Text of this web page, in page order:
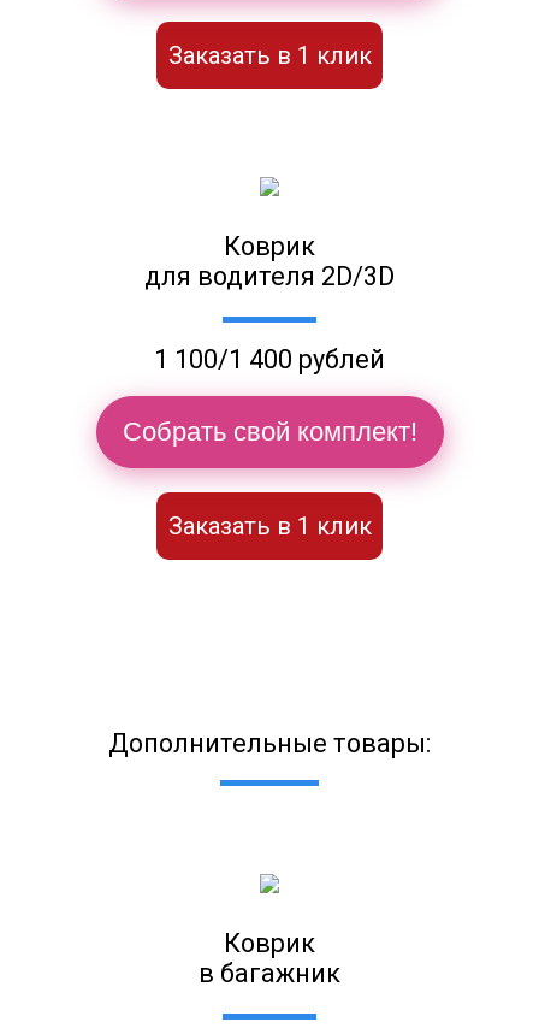
Заказать в 1 клик
Коврик
для водителя 2D/3D
1 100/1 400 рублей
Собрать свой комплект!
Заказать в 1 клик
Дополнительные товары:
Коврик
в багажник